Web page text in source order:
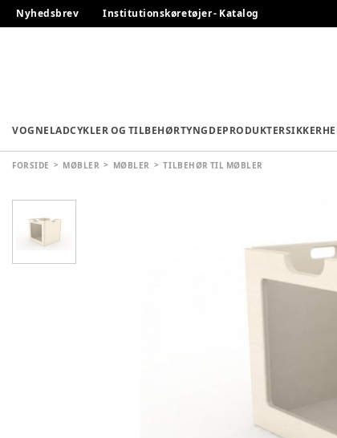
Nyhedsbrev Institutionskøretøjer - Katalog
VOGNELADCYKLER OG TILBEHØRTYNGDEPRODUKTER
FORSIDE MØBLER MØBLER TILBEHØR TIL MØBLER